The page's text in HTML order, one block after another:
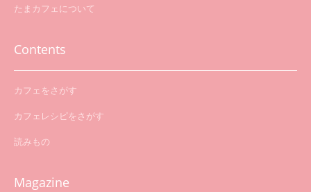
たまカフェについて
Contents
カフェをさがす
カフェレシピをさがす
読みもの
Magazine